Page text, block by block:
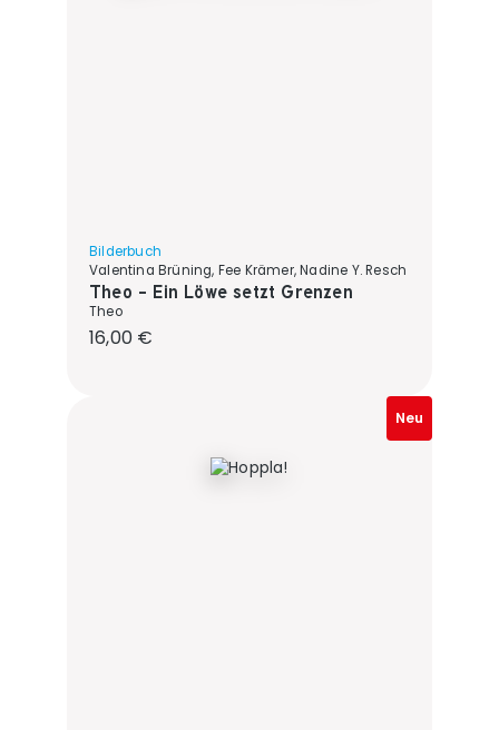
Bilderbuch
Valentina Brüning, Fee Krämer, Nadine Y. Resch
Theo - Ein Löwe setzt Grenzen
Theo
Regulärer Preis:
16,00 €
Neu